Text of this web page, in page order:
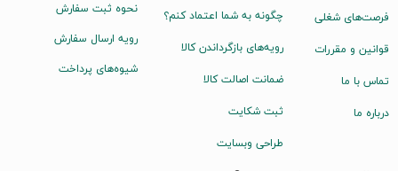
نحوه ثبت سفارش
رویه ارسال سفارش
شیوه‌های پرداخت
چگونه به شما اعتماد کنم؟
رویه‌های بازگرداندن کالا
ضمانت اصالت کالا
ثبت شکایت
طراحی وبسایت
فرصت‌های شغلی
قوانین و مقررات
تماس با ما
درباره ما